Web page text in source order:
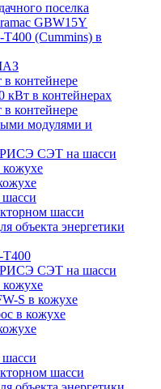
поселка
GВW15Y
(Cummins) в
контейнере
кВт в контейнерах
контейнере
модулями и
РИСЭ СЭТ на шасси
шасси
объекта энергетики
РИСЭ СЭТ на шасси
S в кожухе
в кожухе
шасси